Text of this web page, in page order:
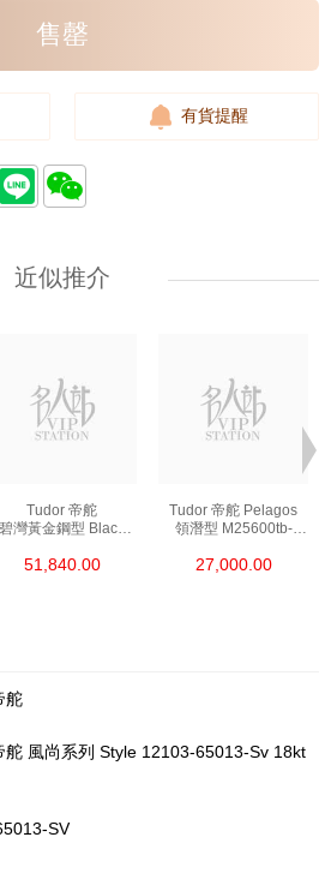
售罄
有貨提醒
近似推介
Tudor 帝舵
碧灣黃金鋼型 Black
18kt黃金鋼
51,840.00
Tudor 帝舵 Pelagos
領潛型 M25600tb-
27,000.00
舵
舵 風尚系列 Style 12103-65013-Sv 18kt
SV